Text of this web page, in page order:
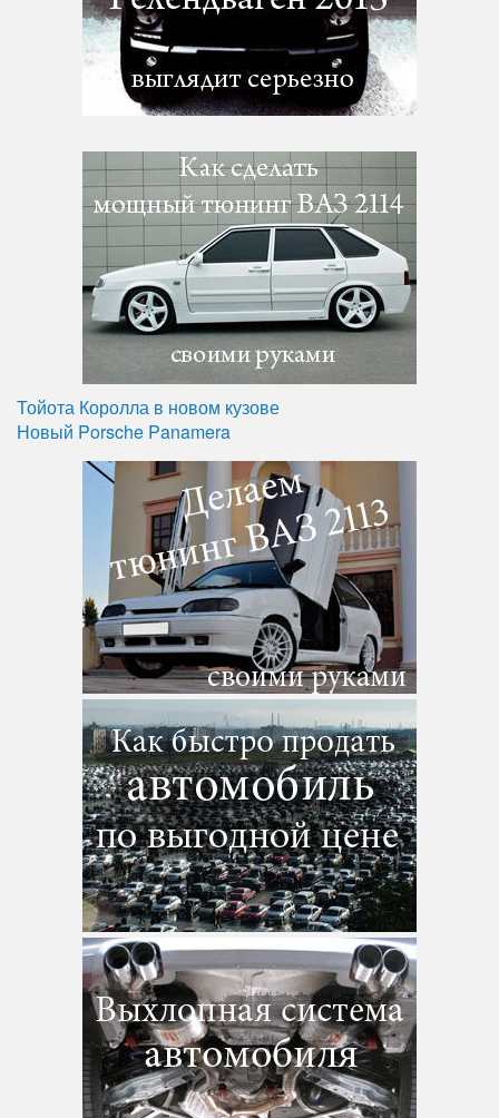
Тойота Королла в новом кузове
Новый Porsche Panamera